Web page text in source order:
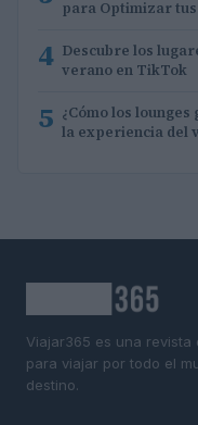
para Optimizar tus
4 Descubre los
verano en TikTok
5 ¿Cómo los
la experiencia del
Viajar365 es una
para viajar por todo el
destino.